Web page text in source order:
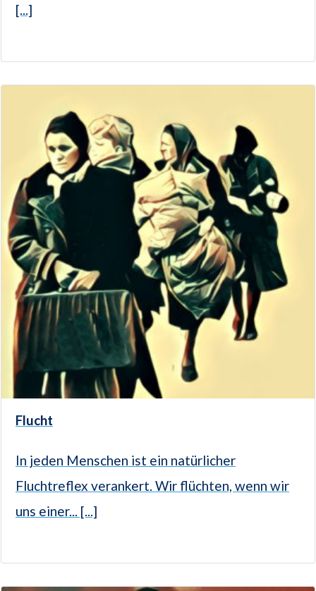
[...]
Flucht
In jeden Menschen ist ein natürlicher
Fluchtreflex verankert. Wir flüchten, wenn wir
uns einer... [...]